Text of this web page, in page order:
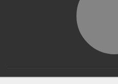
© Copyright 2026